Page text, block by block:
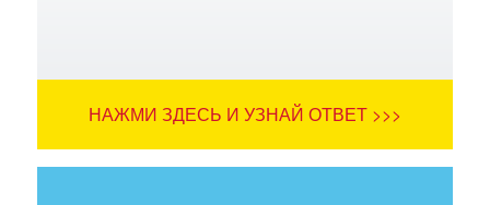
НАЖМИ ЗДЕСЬ И УЗНАЙ ОТВЕТ >>>